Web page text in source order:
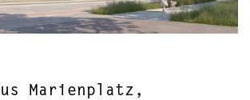
Marienplatz,